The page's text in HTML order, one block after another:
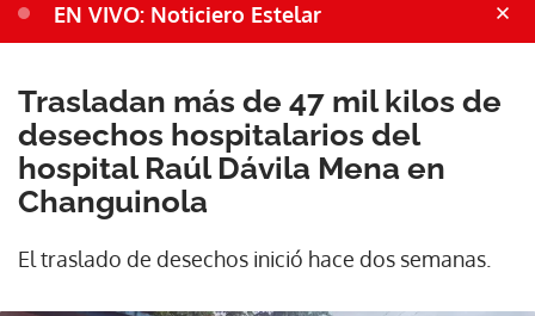
EN VIVO: Noticiero Estelar
Trasladan más de 47 mil kilos de
desechos hospitalarios del
hospital Raúl Dávila Mena en
Changuinola
El traslado de desechos inició hace dos semanas.